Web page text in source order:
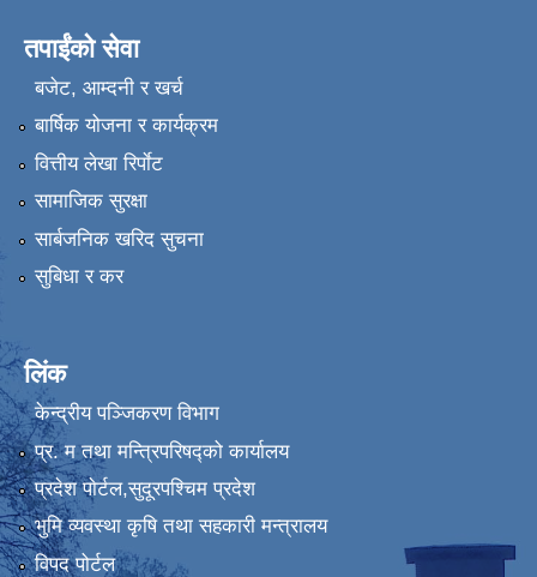
तपाईंको सेवा
बजेट, आम्दनी र खर्च
बार्षिक योजना र कार्यक्रम
वित्तीय लेखा रिर्पाेट
सामाजिक सुरक्षा
सार्बजनिक खरिद सुचना
सुबिधा र कर
लिंक
केन्द्रीय पञ्जिकरण विभाग
प्र. म तथा मन्त्रिपरिषद्को कार्यालय
प्रदेश पाेर्टल,सुदूरपश्चिम प्रदेश
भुमि व्यवस्था कृषि तथा सहकारी मन्त्रालय
विपद पोर्टल